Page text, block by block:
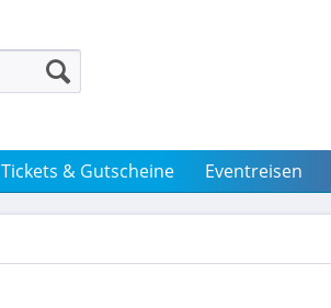
Tickets & Gutscheine Eventreisen